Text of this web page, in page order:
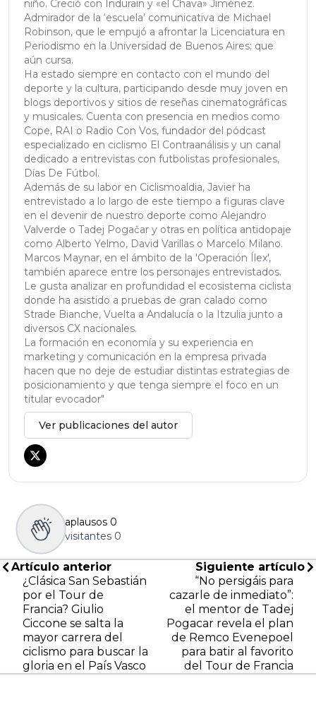
niño. Creció con Indurain y «el Chava» Jiménez.
Admirador de la ‘escuela’ comunicativa de Michael
Robinson, que le empujó a afrontar la Licenciatura en
Periodismo en la Universidad de Buenos Aires; que
aún cursa.
Ha estado siempre en contacto con el mundo del
deporte y la cultura, participando desde muy joven en
blogs deportivos y sitios de reseñas cinematográficas
y musicales. Cuenta con presencia en medios como
Cope, RAI o Radio Con Vos, fundador del pódcast
especializado en ciclismo El Contraanálisis y un canal
dedicado a entrevistas con futbolistas profesionales,
Días De Fútbol.
Además de su labor en Ciclismoaldia, Javier ha
entrevistado a lo largo de este tiempo a figuras clave
en el devenir de nuestro deporte como Alejandro
Valverde o Tadej Pogačar y otras en política antidopaje
como Alberto Yelmo, David Varillas o Marcelo Milano.
Marcos Maynar, en el ámbito de la 'Operación Ílex',
también aparece entre los personajes entrevistados.
Le gusta analizar en profundidad el ecosistema ciclista
donde ha asistido a pruebas de gran calado como
Strade Bianche, Vuelta a Andalucía o la Itzulia junto a
diversos CX nacionales.
La formación en economía y su experiencia en
marketing y comunicación en la empresa privada
hacen que no deje de estudiar distintas estrategias de
posicionamiento y que tenga siempre el foco en un
titular evocador"
Ver publicaciones del autor
aplausos 0
visitantes 0
Artículo anterior
¿Clásica San Sebastián
por el Tour de
Francia? Giulio
Ciccone se salta la
mayor carrera del
ciclismo para buscar la
gloria en el País Vasco
Siguiente artículo
“No persigáis para
cazarle de inmediato”:
el mentor de Tadej
Pogacar revela el plan
de Remco Evenepoel
para batir al favorito
del Tour de Francia